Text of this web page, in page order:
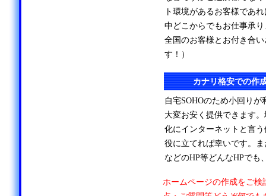
ト環境があるお客様であ
中どこからでもお仕事承
全国のお客様とお付き合
す！）
カナリ格安での作
自宅SOHOのため小回り
大変お安く提供できます
化にインターネットと言
役に立てれば幸いです。
などのHP等どんなHPでも
ホームページの作成をご検